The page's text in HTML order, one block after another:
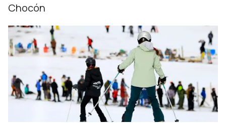
Chocón